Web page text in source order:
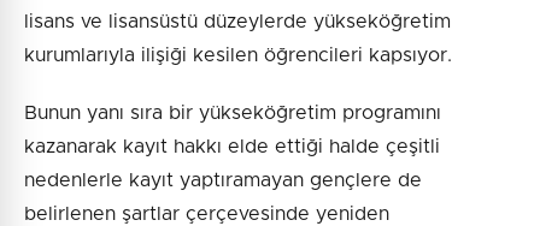
lisans ve lisansüstü düzeylerde yükseköğretim
kurumlarıyla ilişiği kesilen öğrencileri kapsıyor.
Bunun yanı sıra bir yükseköğretim programını
kazanarak kayıt hakkı elde ettiği halde çeşitli
nedenlerle kayıt yaptıramayan gençlere de
belirlenen şartlar çerçevesinde yeniden